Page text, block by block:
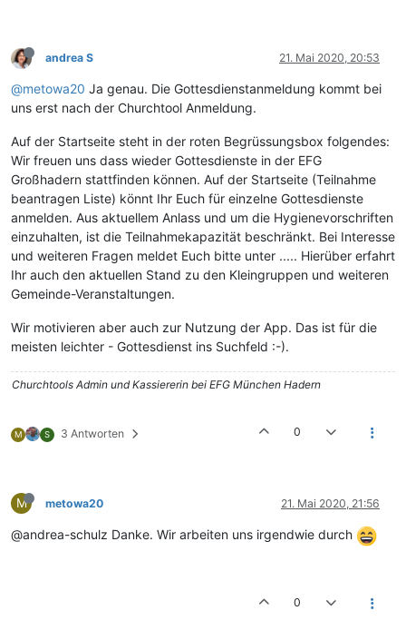
andrea S 21. Mai 2020, 20:53
@metowa20 Ja genau. Die Gottesdienstanmeldung kommt bei
uns erst nach der Churchtool Anmeldung.
Auf der Startseite steht in der roten Begrüssungsbox folgendes:
Wir freuen uns dass wieder Gottesdienste in der EFG
Großhadern stattfinden können. Auf der Startseite (Teilnahme
beantragen Liste) könnt Ihr Euch für einzelne Gottesdienste
anmelden. Aus aktuellem Anlass und um die Hygienevorschriften
einzuhalten, ist die Teilnahmekapazität beschränkt. Bei Interesse
und weiteren Fragen meldet Euch bitte unter ..... Hierüber erfahrt
Ihr auch den aktuellen Stand zu den Kleingruppen und weiteren
Gemeinde-Veranstaltungen.
Wir motivieren aber auch zur Nutzung der App. Das ist für die
meisten leichter - Gottesdienst ins Suchfeld :-).
Churchtools Admin und Kassiererin bei EFG München Hadern
M S 3 Antworten 0
M metowa20 21. Mai 2020, 21:56
@andrea-schulz Danke. Wir arbeiten uns irgendwie durch
0